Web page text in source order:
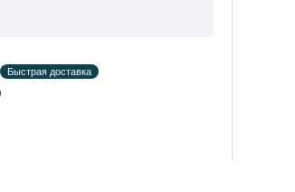
Быстрая доставка